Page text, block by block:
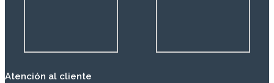
Atención al cliente